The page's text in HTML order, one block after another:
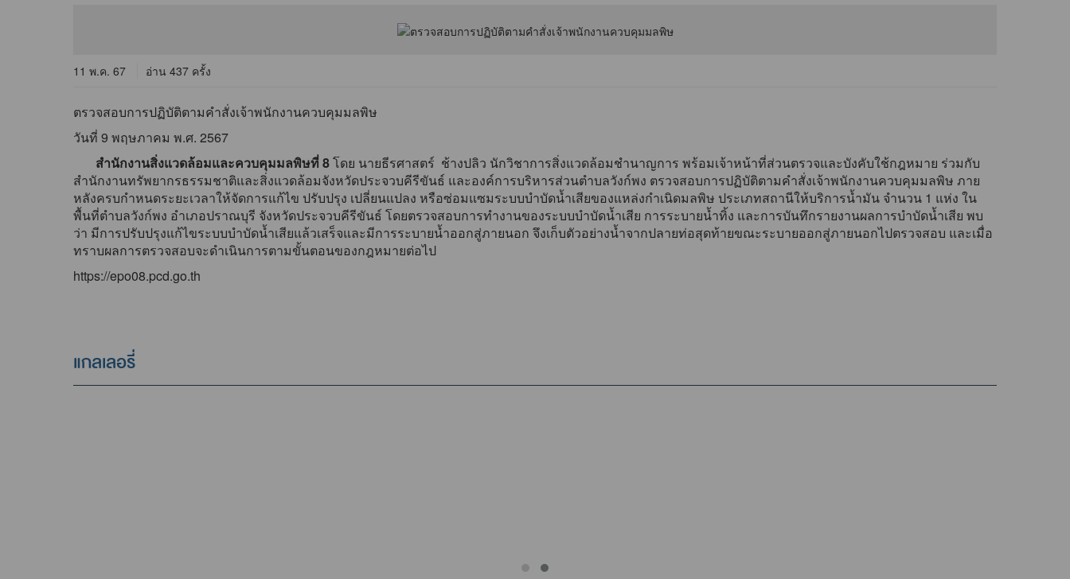
11 พ.ค. 67 อ่าน 437 ครั้ง
ตรวจสอบการปฏิบัติตามคำสั่งเจ้าพนักงานควบคุมมลพิษ
วันที่ 9 พฤษภาคม พ.ศ. 2567
สำนักงานสิ่งแวดล้อมและควบคุมมลพิษที่ 8โดย นายธีรศาสตร์ ช้างปลิว นักวิชาการสิ่งแวดล้อมชำนาญการ พร้อมเจ้าหน้าที่ส่วนตรวจและบังคับใช้กฎหมาย ร่วมกับ
สำนักงานทรัพยากรธรรมชาติและสิ่งแวดล้อมจังหวัดประจวบคีรีขันธ์ และองค์การบริหารส่วนตำบลวังก์พง ตรวจสอบการปฏิบัติตามคำสั่งเจ้าพนักงานควบคุมมลพิษ ภาย
หลังครบกำหนดระยะเวลาให้จัดการแก้ไข ปรับปรุง เปลี่ยนแปลง หรือซ่อมแซมระบบบำบัดน้ำเสียของแหล่งกำเนิดมลพิษ ประเภทสถานีให้บริการน้ำมัน จำนวน 1 แห่ง ใน
พื้นที่ตำบลวังก์พง อำเภอปราณบุรี จังหวัดประจวบคีรีขันธ์ โดยตรวจสอบการทำงานของระบบบำบัดน้ำเสีย การระบายน้ำทิ้ง และการบันทึกรายงานผลการบำบัดน้ำเสีย พบ
ว่า มีการปรับปรุงแก้ไขระบบบำบัดน้ำเสียแล้วเสร็จและมีการระบายน้ำออกสู่ภายนอก จึงเก็บตัวอย่างน้ำจากปลายท่อสุดท้ายขณะระบายออกสู่ภายนอกไปตรวจสอบ และเมื่อ
ทราบผลการตรวจสอบจะดำเนินการตามขั้นตอนของกฎหมายต่อไป
https://epo08.pcd.go.th
แกลเลอรี่